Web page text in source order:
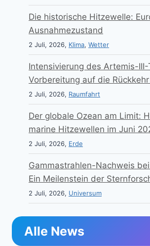
Die historische Hitzewelle:
Ausnahmezustand
2 Juli, 2026, Klima, Wetter
Intensivierung des Artemis-III-
Vorbereitung auf die
2 Juli, 2026, Raumfahrt
Der globale Ozean am Limit:
marine Hitzewellen im Juni
2 Juli, 2026, Erde
Gammastrahlen-Nachweis
Ein Meilenstein der
2 Juli, 2026, Universum
Alle News